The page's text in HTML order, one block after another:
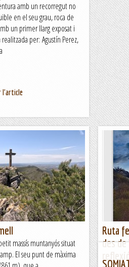
amb un recorregut no
en el seu grau, roca de
un primer llarg exposat i
per: Agustín Perez,
l'article
massís muntanyós situat
El seu punt de màxima
Ruta
des de